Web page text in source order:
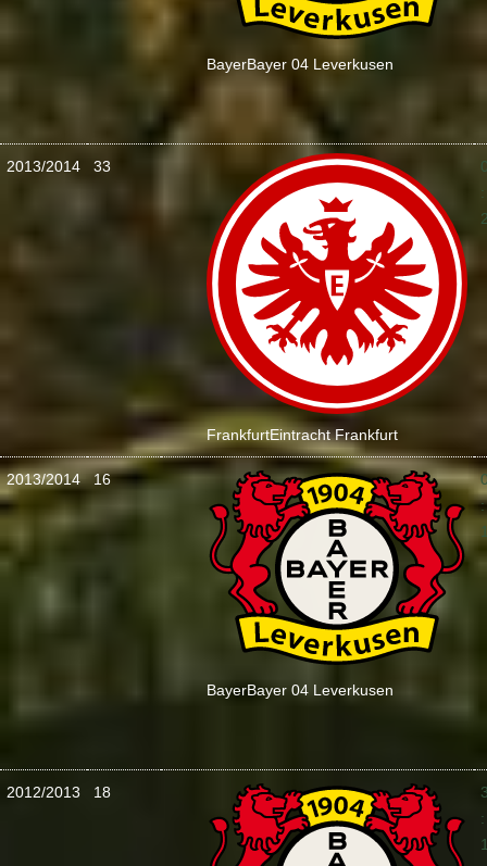
BayerBayer 04 Leverkusen
2013/2014 33
FrankfurtEintracht Frankfurt
:
2013/2014 16
BayerBayer 04 Leverkusen
:
2012/2013 18
: